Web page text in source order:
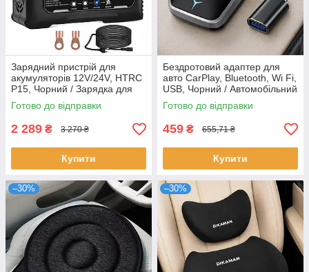
Зарядний пристрій для
акумуляторів 12V/24V, HTRC
P15, Чорний / Зарядка для
акумулятора авто
Готово до відправки
2 289 ₴ 3 270 ₴
Купити
Бездротовий адаптер для
авто CarPlay, Bluetooth, Wi Fi,
USB, Чорний / Автомобільний
адаптер / Карплей в машину
/ Автоадаптер
Готово до відправки
459 ₴ 655,71 ₴
Купити
–30% –30%